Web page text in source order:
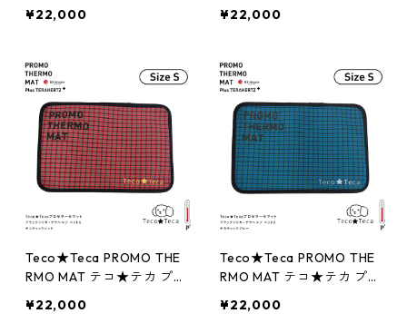
シリカ＋テラヘルツ ペッ
¥22,000
シリカ＋テラヘルツ ペッ
¥22,000
Teco★Teca PROMO THE
RMO MAT テコ★テカ プロ
シリカ＋テラヘルツ ペッ
¥22,000
Teco★Teca PROMO THE
RMO MAT テコ★テカ プロ
シリカ＋テラヘルツ ペッ
¥22,000